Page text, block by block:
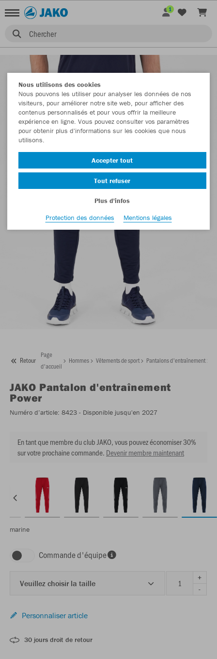
Chercher
1
Retour
Page
d'accueil
Hommes Vêtements de sport Pantalons d'entraînement
JAKO Pantalon d'entraînement
Power
Numéro d’article: 8423 - Disponible jusqu'en 2027
En tant que membre du club JAKO, vous pouvez économiser 30%
sur votre prochaine commande. Devenir membre maintenant
marine
Commande d'équipe
Veuillez choisir la taille
+
-
Personnaliser article
30 jours droit de retour
Nous utilisons des cookies
Nous pouvons les utiliser pour analyser les données de nos
visiteurs, pour améliorer notre site web, pour afficher des
contenus personnalisés et pour vous offrir la meilleure
expérience en ligne. Vous pouvez consulter vos paramètres
pour obtenir plus d'informations sur les cookies que nous
utilisons.
Accepter tout
Tout refuser
Plus d'infos
Protection des données
Mentions légales